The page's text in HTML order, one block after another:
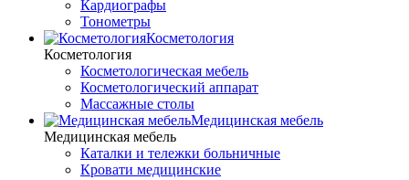
Кардиографы
Тонометры
Косметология
Косметология
Косметологическая мебель
Косметологический аппарат
Массажные столы
Медицинская мебель
Медицинская мебель
Каталки и тележки больничные
Кровати медицинские